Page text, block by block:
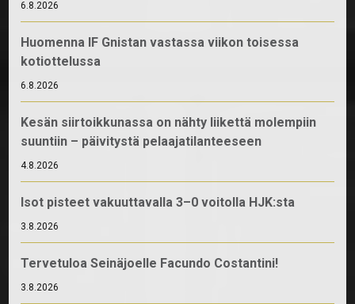
6.8.2026
Huomenna IF Gnistan vastassa viikon toisessa
kotiottelussa
6.8.2026
Kesän siirtoikkunassa on nähty liikettä molempiin
suuntiin – päivitystä pelaajatilanteeseen
4.8.2026
Isot pisteet vakuuttavalla 3–0 voitolla HJK:sta
3.8.2026
Tervetuloa Seinäjoelle Facundo Costantini!
3.8.2026